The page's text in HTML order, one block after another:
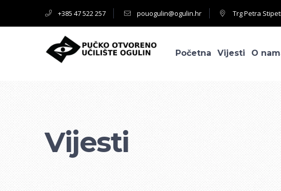
+385 47 522 257 pouogulin@ogulin.hr Trg Petra
Početna Vijesti O
Vijesti